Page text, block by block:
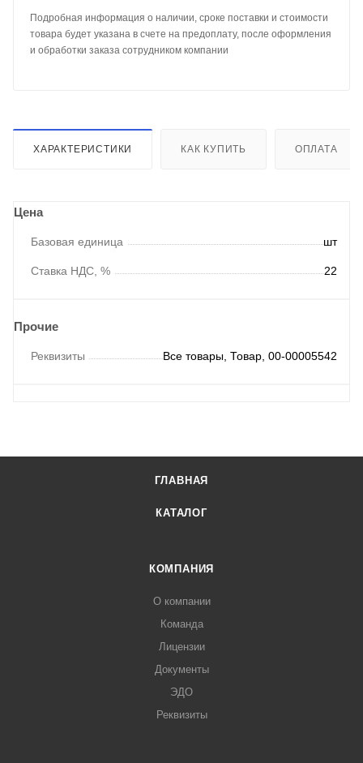
Подробная информация о наличии, сроке поставки и стоимости
товара будет указана в счете на предоплату, после оформления
и обработки заказа сотрудником компании
ХАРАКТЕРИСТИКИ КАК КУПИТЬ ОПЛАТА
Цена
Базовая единица шт
Ставка НДС, % 22
Прочие
Реквизиты Все товары, Товар, 00-00005542
ГЛАВНАЯ
КАТАЛОГ
КОМПАНИЯ
О компании
Команда
Лицензии
Документы
ЭДО
Реквизиты